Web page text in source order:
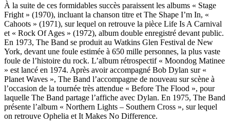
À la suite de ces formidables succès paraissent les albums « Stage
Fright » (1970), incluant la chanson titre et The Shape I’m In, «
Cahoots » (1971), sur lequel on retrouve la pièce Life Is A Carnival
et « Rock Of Ages » (1972), album double enregistré devant public.
En 1973, The Band se produit au Watkins Glen Festival de New
York, devant une foule estimée à 650 mille personnes, la plus vaste
foule de l’histoire du rock. L’album rétrospectif « Moondog Matinee
» est lancé en 1974. Après avoir accompagné Bob Dylan sur «
Planet Waves », The Band l’accompagne de nouveau sur scène à
l’occasion de la tournée très attendue « Before The Flood », pour
laquelle The Band partage l’affiche avec Dylan. En 1975, The Band
présente l’album « Northern Lights – Southern Cross », sur lequel
on retrouve Ophelia et It Makes No Difference.